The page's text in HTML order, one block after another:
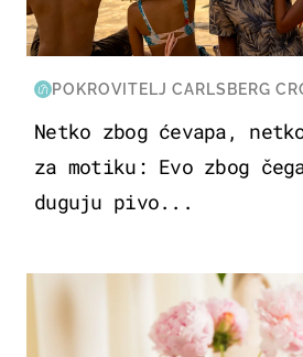
POKROVITELJ CARLSBERG
Netko zbog ćevapa,
za motiku: Evo zbog
duguju pivo...
MODA & LJEPOTA